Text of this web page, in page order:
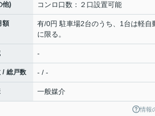
他) コンロ口数：２口設置可能
額
有/0円 駐車場2台のうち、1台は軽自
に限る。
-
/ 総戸数 - / -
一般媒介
情報